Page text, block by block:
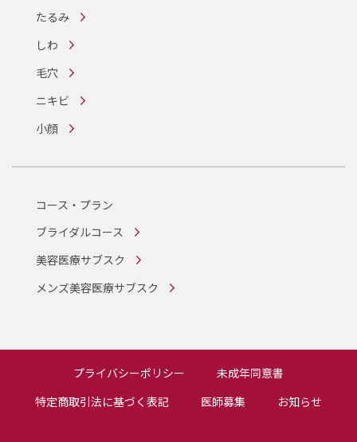
たるみ
しわ
毛穴
ニキビ
小顔
コース・プラン
ブライダルコース
美容医療サブスク
メンズ美容医療サブスク
プライバシーポリシー
未成年同意書
特定商取引法に基づく表記
医師募集 お知らせ